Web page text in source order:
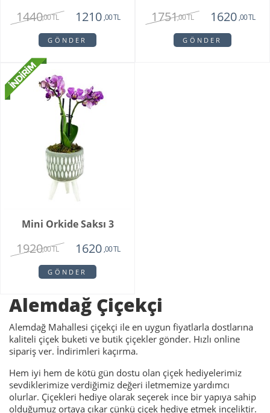
1440,00 TL 1210 ,00 TL
GÖNDER
1751,00 TL 1620 ,00 TL
GÖNDER
Mini Orkide Saksı 3
1920,00 TL 1620 ,00 TL
GÖNDER
Alemdağ Çiçekçi
Alemdağ Mahallesi çiçekçi ile en uygun fiyatlarla dostlarına
kaliteli çiçek buketi ve butik çiçekler gönder. Hızlı online
sipariş ver. İndirimleri kaçırma.
Hem iyi hem de kötü gün dostu olan çiçek hediyelerimiz
sevdiklerimize verdiğimiz değeri iletmemize yardımcı
olurlar. Çiçekleri hediye olarak seçerek ince bir yapıya sahip
olduğumuz ortaya çıkar çünkü çiçek hediye etmek inceliktir.